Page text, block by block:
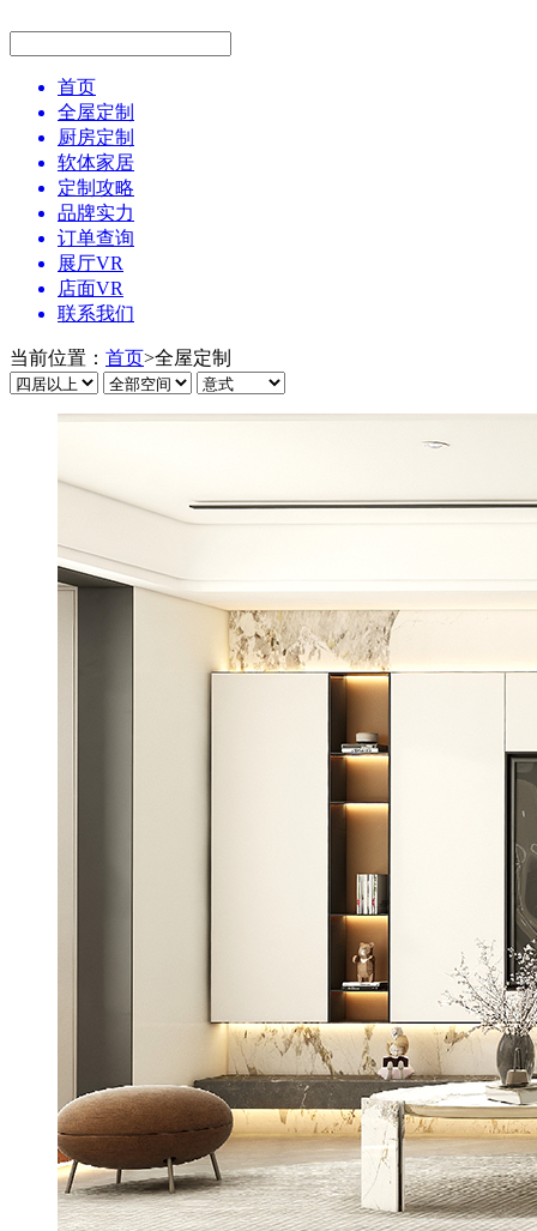
首页
全屋定制
厨房定制
软体家居
定制攻略
品牌实力
订单查询
展厅VR
店面VR
联系我们
当前位置： 首页>全屋定制